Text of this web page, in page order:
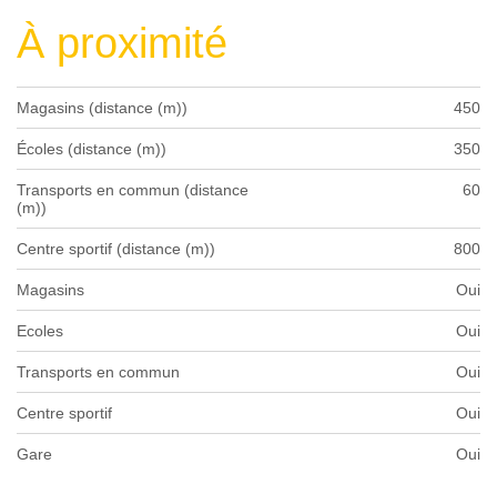
À proximité
Magasins (distance (m)) 450
Écoles (distance (m)) 350
Transports en commun (distance
(m))
60
Centre sportif (distance (m)) 800
Magasins Oui
Ecoles Oui
Transports en commun Oui
Centre sportif Oui
Gare Oui